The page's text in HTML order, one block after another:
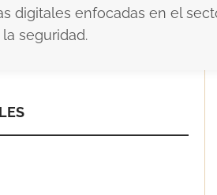
digitales enfocadas en el
seguridad.